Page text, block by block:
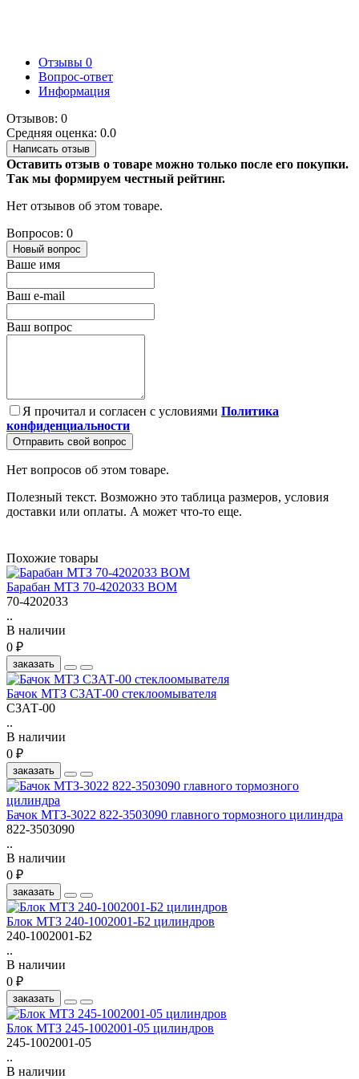
Отзывы 0
Вопрос-ответ
Информация
Отзывов: 0
Средняя оценка: 0.0
Написать отзыв
Оставить отзыв о товаре можно только после его покупки.
Так мы формируем честный рейтинг.
Нет отзывов об этом товаре.
Вопросов: 0
Новый вопрос
Ваше имя
Ваш e-mail
Ваш вопрос
Я прочитал и согласен с условиями Политика
конфиденциальности
Отправить свой вопрос
Нет вопросов об этом товаре.
Полезный текст. Возможно это таблица размеров, условия
доставки или оплаты. А может что-то еще.
Похожие товары
Барабан МТЗ 70-4202033 ВОМ
70-4202033
..
В наличии
0 ₽
заказать
Бачок МТЗ СЗАТ-00 стеклоомывателя
СЗАТ-00
..
В наличии
0 ₽
заказать
Бачок МТЗ-3022 822-3503090 главного тормозного цилиндра
822-3503090
..
В наличии
0 ₽
заказать
Блок МТЗ 240-1002001-Б2 цилиндров
240-1002001-Б2
..
В наличии
0 ₽
заказать
Блок МТЗ 245-1002001-05 цилиндров
245-1002001-05
..
В наличии